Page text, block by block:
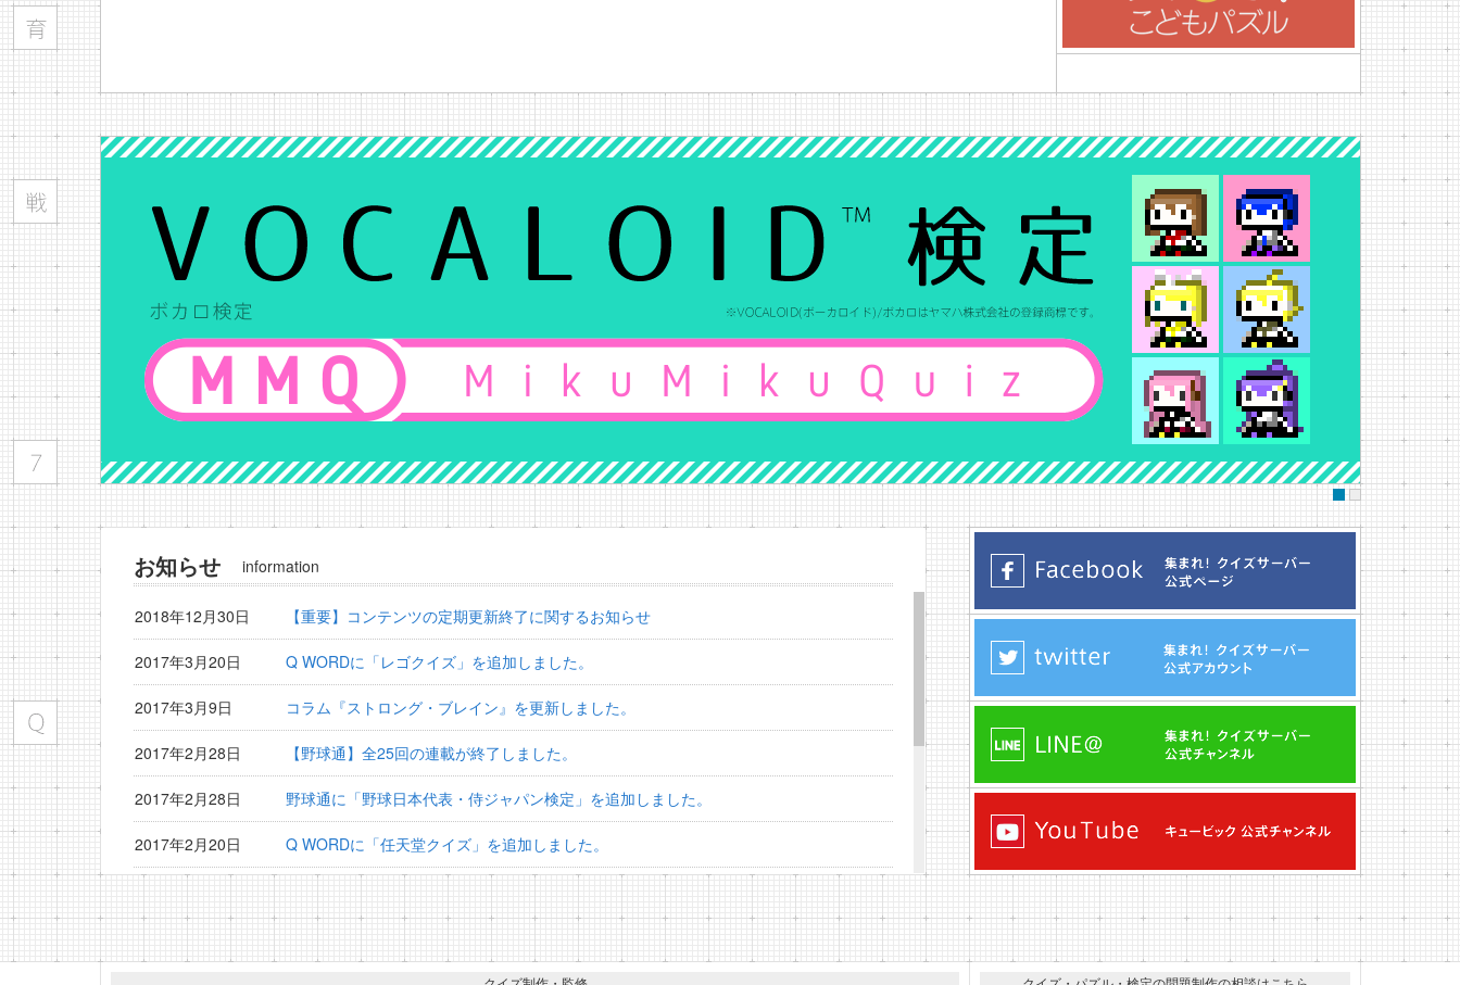
お知らせ information
2018年12月30日 【重要】コンテンツの定期更新終了に関するお知らせ
2017年3月20日 Q WORDに「レゴクイズ」を追加しました。
2017年3月9日 コラム『ストロング・ブレイン』を更新しました。
2017年2月28日 【野球通】全25回の連載が終了しました。
2017年2月28日 野球通に「野球日本代表・侍ジャパン検定」を追加しました。
2017年2月20日 Q WORDに「任天堂クイズ」を追加しました。
Q WORDに「夏目漱石クイズ」を追加しました。